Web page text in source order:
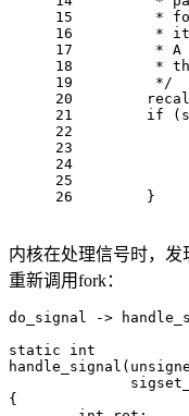
15
16
17
18
19
20
21
22
23
24
25
26
*
*
*
*
*/
if (
	}
内核在处理信号时，发
重新调用fork：
do_signal ->
static int
{